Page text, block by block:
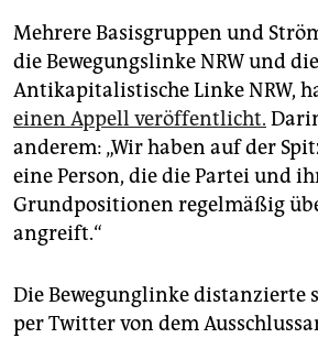
Mehrere Basisgruppen und
die Bewegungslinke NRW und die
Antikapitalistische Linke NRW,
einen Appell veröffentlicht.
anderem: „Wir haben auf der
eine Person, die die Partei und
Grundpositionen regelmäßig
angreift.“
Die Bewegunglinke distanzierte
per Twitter von dem